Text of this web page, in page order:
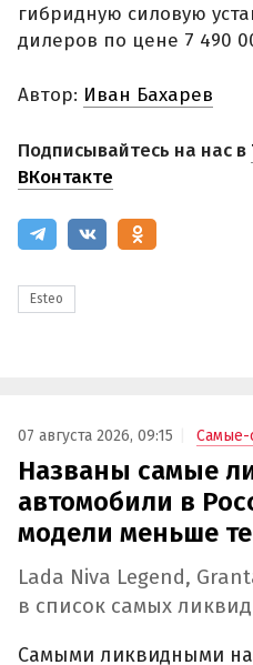
гибридную силовую
дилеров по цене 7 490
Автор: Иван Бахарев
Подписывайтесь на нас в
ВКонтакте
Esteo
07 августа 2026, 09:15 Самые-
Названы самые
автомобили в
модели меньше
Lada Niva Legend,
в список самых
Самыми ликвидными